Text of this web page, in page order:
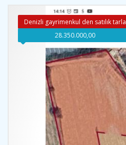
Denizli gayrimenkul den satılık tarla
28.350.000,00